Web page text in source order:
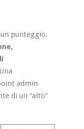
punteggio.
admin
di un “alto”